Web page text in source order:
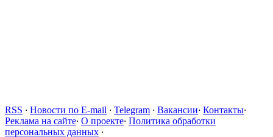
RSS · Новости по E-mail · Telegram · Вакансии· Контакты·
Реклама на сайте· О проекте· Политика обработки
персональных данных ·